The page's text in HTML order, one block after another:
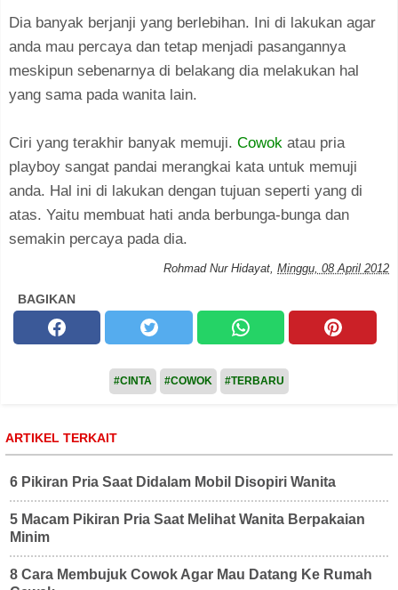
Dia banyak berjanji yang berlebihan. Ini di lakukan agar
anda mau percaya dan tetap menjadi pasangannya
meskipun sebenarnya di belakang dia melakukan hal
yang sama pada wanita lain.
Ciri yang terakhir banyak memuji. Cowok atau pria
playboy sangat pandai merangkai kata untuk memuji
anda. Hal ini di lakukan dengan tujuan seperti yang di
atas. Yaitu membuat hati anda berbunga-bunga dan
semakin percaya pada dia.
Rohmad Nur Hidayat, Minggu, 08 April 2012
BAGIKAN
#CINTA #COWOK #TERBARU
ARTIKEL TERKAIT
6 Pikiran Pria Saat Didalam Mobil Disopiri Wanita
5 Macam Pikiran Pria Saat Melihat Wanita Berpakaian
Minim
8 Cara Membujuk Cowok Agar Mau Datang Ke Rumah